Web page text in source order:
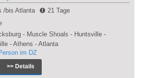
/bis Atlanta
21 Tage
- Muscle Shoals - Huntsville -
- Athens - Atlanta
im DZ
>> Details